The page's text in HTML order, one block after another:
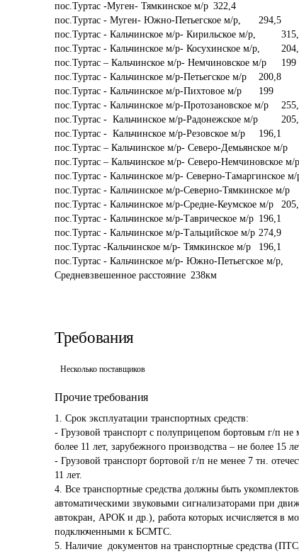
пос.Туртас -Муген- Тямкинское м/р	322,4
пос.Туртас - Муген- Южно-Петьегское м/р, 	294,5
пос.Туртас - Кальчинское м/р- Кирильское м/р, 	315,7
пос.Туртас - Кальчинское м/р- Косухинское м/р, 	204,3
пос.Туртас – Кальчинское м/р- Немчиновское м/р	199
пос.Туртас - Кальчинское м/р-Петьегское м/р	200,8
пос.Туртас - Кальчинское м/р-Пихтовое м/р	199
пос.Туртас - Кальчинское м/р-Протозановское м/р	255,7
пос.Туртас -  Кальчинское м/р-Радонежское м/р	205,6
пос.Туртас -  Кальчинское м/р-Резовское м/р	196,1
пос.Туртас – Кальчинское м/р- Северо-Демьянское м/р	276,2
пос.Туртас – Кальчинское м/р- Северо-Немчиновское м/р	202,2
пос.Туртас - Кальчинское м/р- Северно-Тамаргинское м/р,
пос.Туртас - Кальчинское м/р-Северно-Тямкинское м/р	203,8
пос.Туртас - Кальчинское м/р-Средне-Кеумское м/р	205,6
пос.Туртас - Кальчинское м/р-Таврическое м/р	196,1
пос.Туртас - Кальчинское м/р-Тальцийское м/р	274,9
пос.Туртас -Кальчинское м/р- Тямкинское м/р	196,1
пос.Туртас - Кальчинское м/р- Южно-Петьегское м/р, 	188,2
Требования
Несколько поставщиков
Прочие требования
1. Срок эксплуатации транспортных средств:
- Грузовой транспорт с полуприцепом бортовым г/п не
более 11 лет, зарубежного производства – не более 15
- Грузовой транспорт бортовой г/п не менее 7 тн.
11 лет.
4. Все транспортные средства должны быть
автоматическими звуковыми сигнализаторами при
автокран, АРОК и др.), работа которых исчисляется в
подключенными к БСМТС.
5. Наличие  документов на транспортные средства